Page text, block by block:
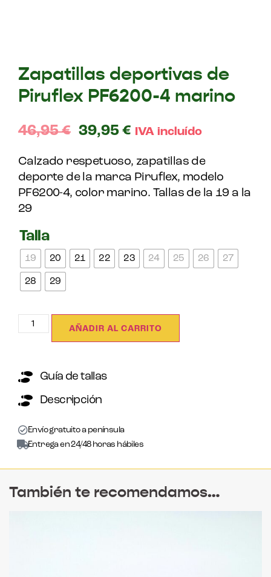
Zapatillas deportivas de
Piruflex PF6200-4 marino
46,95€ 39,95 € IVA incluído
Calzado respetuoso, zapatillas de
deporte de la marca Piruflex, modelo
PF6200-4, color marino. Tallas de la 19 a la
29
Talla
19 20 21 22 23 24 25 26 27
28 29
AÑADIR AL CARRITO
Guía de tallas
Descripción
Envío gratuito a península
Entrega en 24/48 horas hábiles
También te recomendamos…